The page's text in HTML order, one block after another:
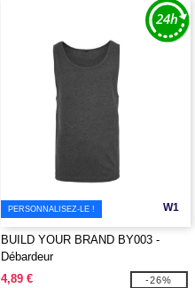
W1
PERSONNALISEZ-LE !
BUILD YOUR BRAND BY003 -
Débardeur
4,89 €
-26%